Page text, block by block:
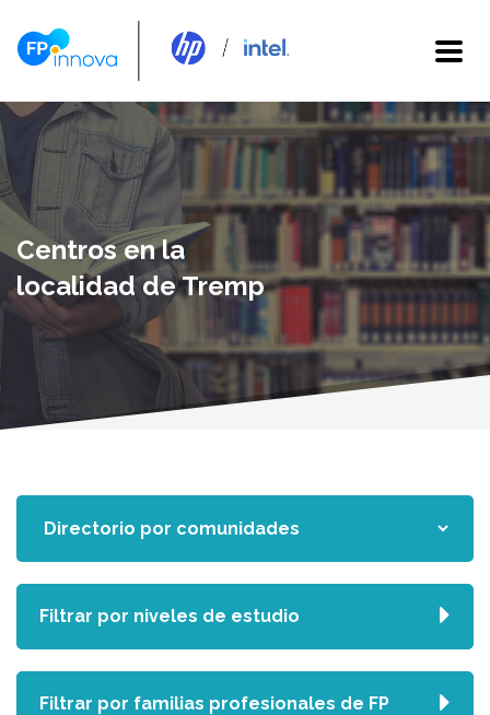
Centros en la
localidad de Tremp
Filtrar por niveles de estudio
Filtrar por familias profesionales de FP